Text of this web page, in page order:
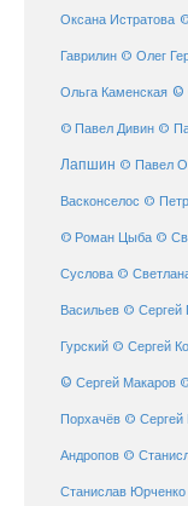
Оксана Истратова
Гаврилин © Олег
Ольга Каменская ©
© Павел Дивин ©
Лапшин © Павел
Васконселос ©
© Роман Цыба ©
Суслова ©
Васильев © Сергей
Гурский © Сергей
© Сергей Макаров
Порхачёв © Сергей
Андропов ©
Станислав Юрченко